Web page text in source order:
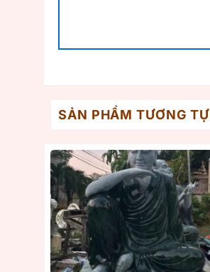
SẢN PHẨM TƯƠNG TỰ